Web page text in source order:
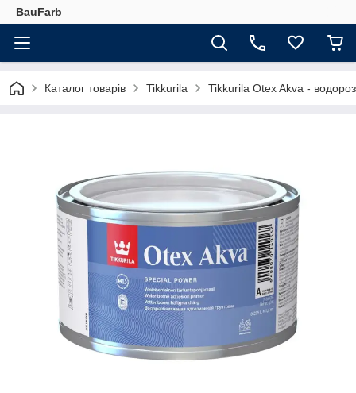
BauFarb
Каталог товарів Tikkurila Tikkurila Otex Akva -